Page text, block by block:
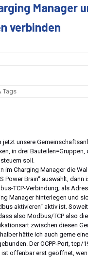
Manager
verbinden
jetzt unsere
in drei Bauteilen=Gruppen,
soll.
im Charging Manager die
Power Brain“ auswählt,
TCP-Verbindung; als
Manager hinterlegen und
aktivieren“ aktiv ist.
also Modbus/TCP also
zwischen diesen
hätte ich auch gerne
Der OCPP-Port, tcp/
ist offenbar erst geöffnet,